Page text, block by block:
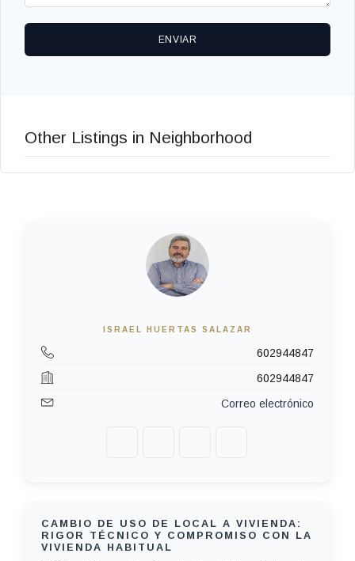
ENVIAR
Other Listings in Neighborhood
ISRAEL HUERTAS SALAZAR
602944847
602944847
Correo electrónico
CAMBIO DE USO DE LOCAL A VIVIENDA:
RIGOR TÉCNICO Y COMPROMISO CON LA
VIVIENDA HABITUAL